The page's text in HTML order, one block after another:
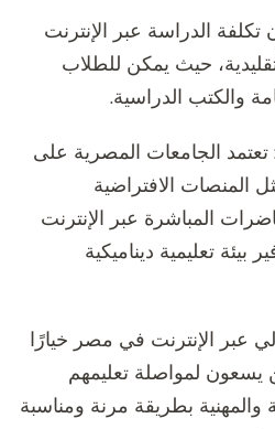
تكلفة الدراسة عبر الإنترنت
حيث يمكن للطلاب
والكتب الدراسية.
تعتمد الجامعات المصرية على
المنصات الافتراضية
المباشرة عبر الإنترنت
بيئة تعليمية ديناميكية
عبر الإنترنت في مصر خيارًا
يسعون لمواصلة تعليمهم
والمهنية بطريقة مرنة ومناسبة